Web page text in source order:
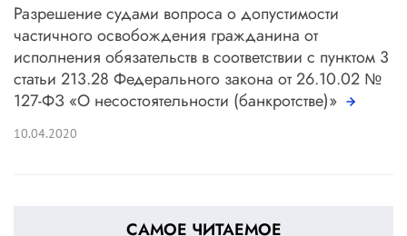
Разрешение судами вопроса о допустимости
частичного освобождения гражданина от
исполнения обязательств в соответствии с пунктом 3
статьи 213.28 Федерального закона от 26.10.02 №
127-ФЗ «О несостоятельности (банкротстве)»
10.04.2020
САМОЕ ЧИТАЕМОЕ